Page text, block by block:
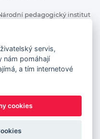
pedagogický institut
reserved
from the European
Executive Agency (now
is not responsible
servis,
nám pomáhají
a tím internetové
cookies